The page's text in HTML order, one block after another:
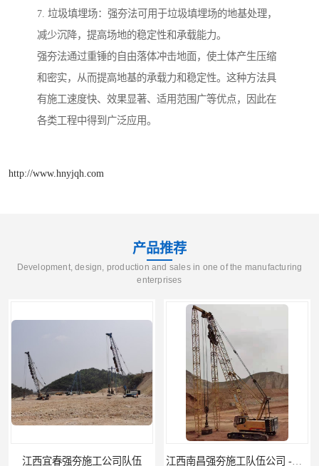
7. 垃圾填埋场：强夯法可用于垃圾填埋场的地基处理，
减少沉降，提高场地的稳定性和承载能力。
强夯法通过重锤的自由落体冲击地面，使土体产生压缩
和密实，从而提高地基的承载力和稳定性。这种方法具
有施工速度快、效果显著、适用范围广等优点，因此在
各类工程中得到广泛应用。
http://www.hnyjqh.com
产品推荐
Development, design, production and sales in one of the manufacturing
enterprises
江西南昌强夯施工队伍公司 -湖南业峻强夯基础工程 江西新余强夯施工队伍公司 —业峻强夯基础工程